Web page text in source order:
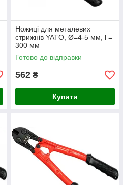
Ножиці для металевих
стрижнів YATO, Ø=4-5 мм, l =
300 мм
Готово до відправки
562 ₴
Купити